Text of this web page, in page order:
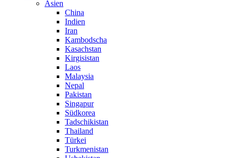
Asien
China
Indien
Iran
Kambodscha
Kasachstan
Kirgisistan
Laos
Malaysia
Nepal
Pakistan
Singapur
Südkorea
Tadschikistan
Thailand
Türkei
Turkmenistan